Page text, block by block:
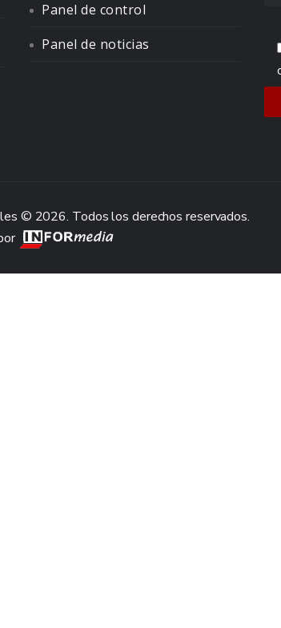
Panel de control
Panel de noticias
© 2026. Todos los derechos reservados.